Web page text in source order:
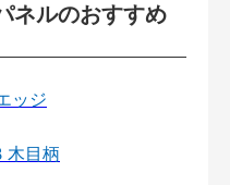
ネルのおすすめ
ッジ
木目柄